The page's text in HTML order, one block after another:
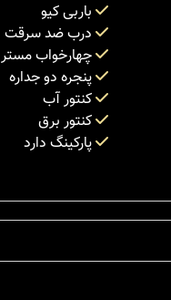
باربی کیو
درب ضد سرقت
چهارخواب مستر
پنجره دو جداره
کنتور آب
کنتور برق
پارکینگ دارد